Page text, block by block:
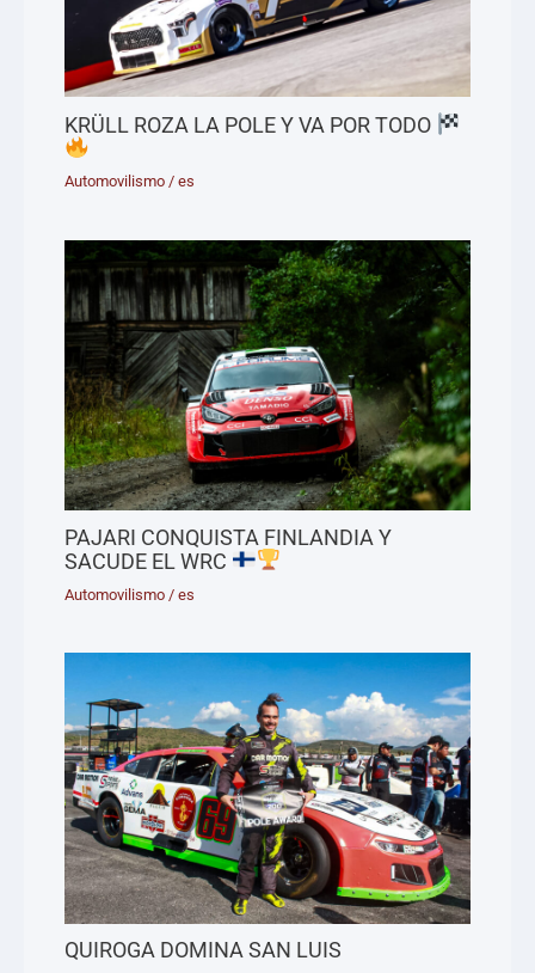
KRÜLL ROZA LA POLE Y VA POR TODO
Automovilismo /es
PAJARI CONQUISTA FINLANDIA Y
SACUDE EL WRC
Automovilismo /es
QUIROGA DOMINA SAN LUIS